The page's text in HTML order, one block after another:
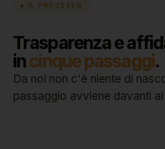
● IL PROCESSO
Trasparenza e
incinque passaggi.
Da noi non c'è niente di
passaggio avviene davanti